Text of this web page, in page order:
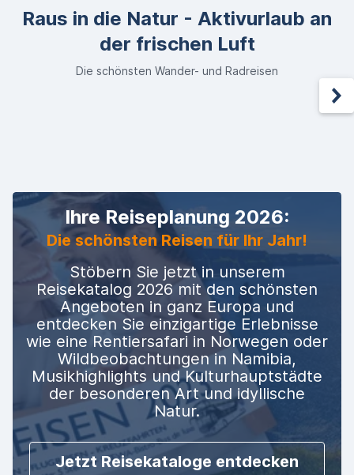
Raus in die Natur - Aktivurlaub an
der frischen Luft
Die schönsten Wander- und Radreisen
Ihre Reiseplanung 2026:
Die schönsten Reisen für Ihr Jahr!
Stöbern Sie jetzt in unserem
Reisekatalog 2026 mit den schönsten
Angeboten in ganz Europa und
entdecken Sie einzigartige Erlebnisse
wie eine Rentiersafari in Norwegen oder
Wildbeobachtungen in Namibia,
Musikhighlights und Kulturhauptstädte
der besonderen Art und idyllische
Natur.
Jetzt Reisekataloge entdecken